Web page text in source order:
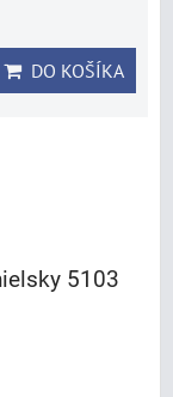
DO KOŠÍKA
5103